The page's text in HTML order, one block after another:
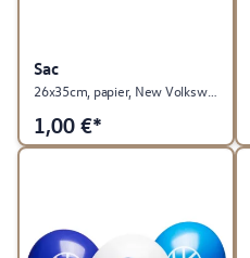
Sac
26x35cm, papier, New Volkswagen, collection produits publicitaires
1,00 €*